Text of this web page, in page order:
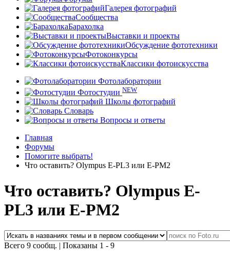
Галерея фотографий
Сообщества
Барахолка
Выставки и проекты
Обсуждение фототехники
Фотоконкурсы
Классики фотоискусства
Фотолаборатории
Фотостудии NEW
Школы фотографий
Словарь
Вопросы и ответы
Главная
Форумы
Помогите выбрать!
Что оставить? Olympus E-PL3 или E-PM2
Что оставить? Olympus E-
PL3 или E-PM2
Всего 9 сообщ. | Показаны 1 - 9